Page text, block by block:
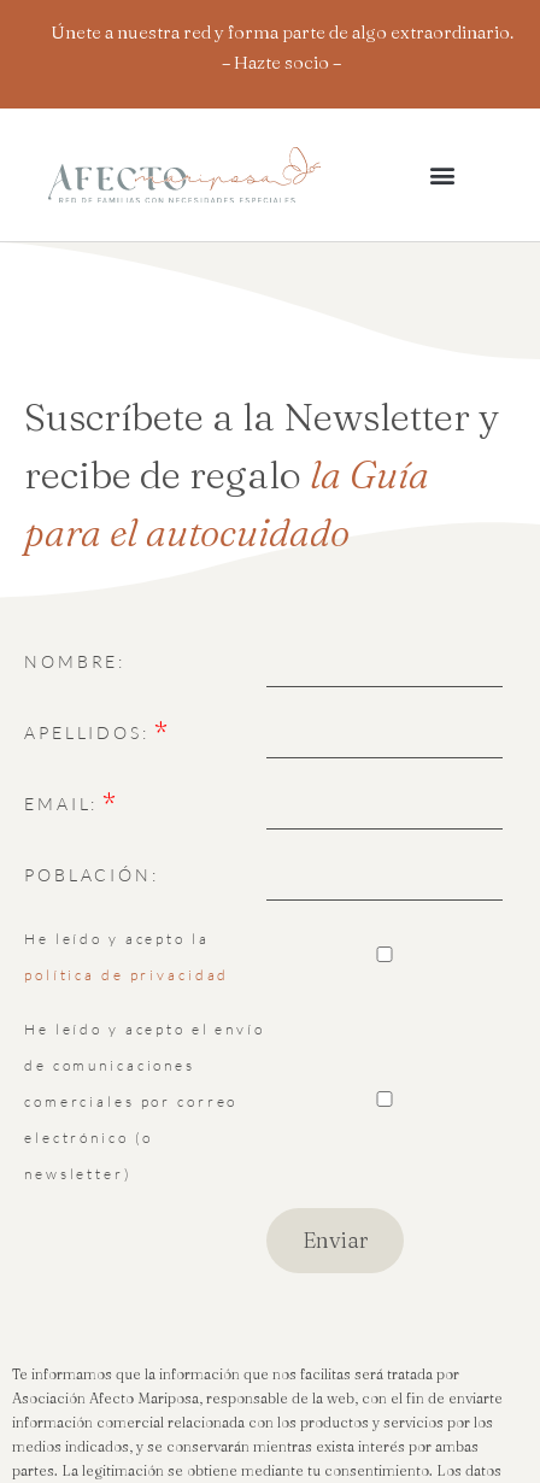
Únete a nuestra red y forma parte de algo extraordinario.
– Hazte socio–
Suscríbete a la Newsletter y
recibe de regalo la Guía
para el autocuidado
NOMBRE:
APELLIDOS: *
EMAIL: *
POBLACIÓN:
He leído y acepto la
política de privacidad
He leído y acepto el envío
de comunicaciones
comerciales por correo
electrónico (o
newsletter)
Te informamos que la información que nos facilitas será tratada por
Asociación Afecto Mariposa, responsable de la web, con el fin de enviarte
información comercial relacionada con los productos y servicios por los
medios indicados, y se conservarán mientras exista interés por ambas
partes. La legitimación se obtiene mediante tu consentimiento. Los datos